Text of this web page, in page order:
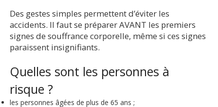
Des gestes simples permettent d’éviter les
accidents. Il faut se préparer AVANT les premiers
signes de souffrance corporelle, même si ces signes
paraissent insignifiants.
Quelles sont les personnes à
risque ?
les personnes âgées de plus de 65 ans ;